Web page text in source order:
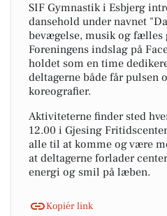
SIF Gymnastik i Esbjerg
dansehold under navnet
bevægelse, musik og
Foreningens indslag på
holdet som en time
deltagerne både får pulsen
koreografier.
Aktiviteterne finder sted
12.00 i Gjesing
alle til at komme og være
at deltagerne forlader
energi og smil på læben.
Kopiér link